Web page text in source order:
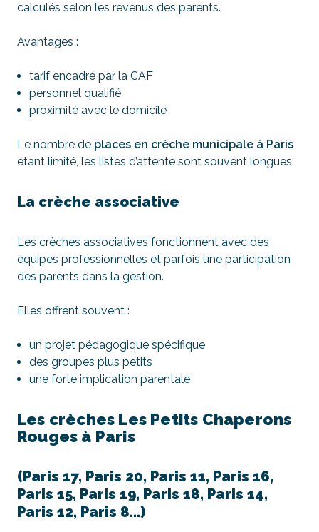
calculés selon les revenus des parents.
Avantages :
tarif encadré par la CAF
personnel qualifié
proximité avec le domicile
Le nombre de places en crèche municipale à Paris
étant limité, les listes d’attente sont souvent longues.
La crèche associative
Les crèches associatives fonctionnent avec des
équipes professionnelles et parfois une participation
des parents dans la gestion.
Elles offrent souvent :
un projet pédagogique spécifique
des groupes plus petits
une forte implication parentale
Les crèches Les Petits Chaperons
Rouges à Paris
(Paris 17, Paris 20, Paris 11, Paris 16,
Paris 15, Paris 19, Paris 18, Paris 14,
Paris 12, Paris 8…)